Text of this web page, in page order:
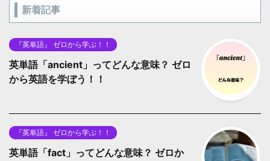
新着記事
『英単語』 ゼロから学ぶ！！
英単語「ancient」ってどんな意味？ ゼロ
から英語を学ぼう！！
『英単語』 ゼロから学ぶ！！
英単語「fact」ってどんな意味？ ゼロか